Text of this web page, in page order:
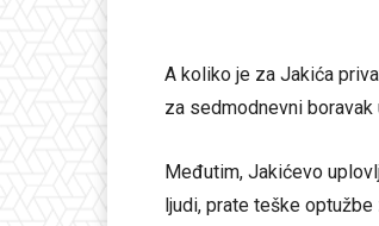
A koliko je za Jakića
za sedmodnevni
Međutim, Jakićevo
ljudi, prate teške